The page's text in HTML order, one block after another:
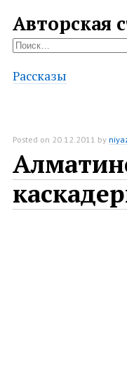
Авторская
Найти:
Рассказы
Posted on 20.12.2011 by